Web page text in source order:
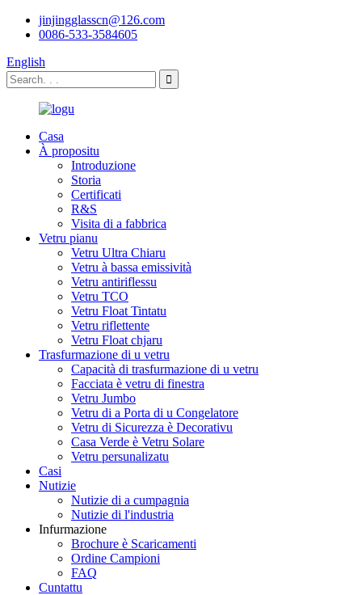
jinjingglasscn@126.com
0086-533-3584605
English
Casa
À propositu
Introduzione
Storia
Certificati
R&S
Visita di a fabbrica
Vetru pianu
Vetru Ultra Chiaru
Vetru à bassa emissività
Vetru antiriflessu
Vetru TCO
Vetru Float Tintatu
Vetru riflettente
Vetru Float chjaru
Trasfurmazione di u vetru
Capacità di trasfurmazione di u vetru
Facciata è vetru di finestra
Vetru Jumbo
Vetru di a Porta di u Congelatore
Vetru di Sicurezza è Decorativu
Casa Verde è Vetru Solare
Vetru persunalizatu
Casi
Nutizie
Nutizie di a cumpagnia
Nutizie di l'industria
Infurmazione
Brochure è Scaricamenti
Ordine Campioni
FAQ
Cuntattu